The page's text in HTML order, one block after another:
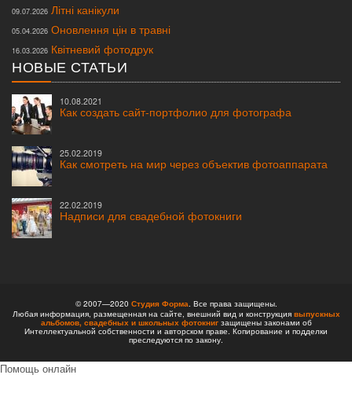
09.07.2026 Літні канікули
05.04.2026 Оновлення цін в травні
16.03.2026 Квітневий фотодрук
НОВЫЕ СТАТЬИ
10.08.2021
Как создать сайт-портфолио для фотографа
25.02.2019
Как смотреть на мир через объектив фотоаппарата
22.02.2019
Надписи для свадебной фотокниги
© 2007—2020 Студия Форма . Все права защищены.
Любая информация, размещенная на сайте, внешний вид и конструкция выпускных
альбомов, свадебных и школьных фотокнигзащищены законами об
Интеллектуальной собственности и авторском праве. Копирование и подделки
преследуются по закону.
Помощь онлайн